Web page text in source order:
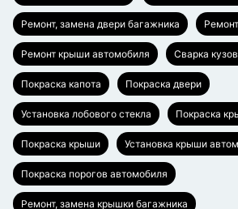
Ремонт, замена двери багажника
Ремонт крыши автомобиля Сварка
Покраска капота Покраска двери
Установка лобового стекла Покраска
Покраска крыши Установка крыши
Покраска порогов автомобиля
Ремонт, замена крышки багажника